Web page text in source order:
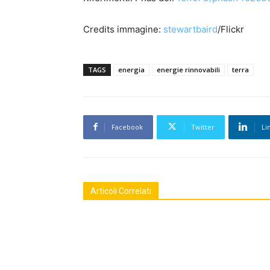
Credits immagine: stewartbaird/Flickr
TAGS energia energie rinnovabili terra
Facebook Twitter
Articoli Correlati